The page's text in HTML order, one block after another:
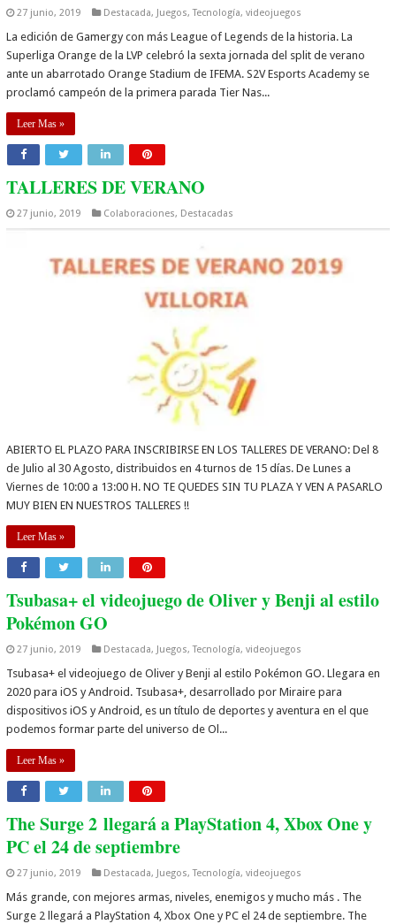
27 junio, 2019 Destacada, Juegos,Tecnología,videojuegos
La edición de Gamergy con más League of Legends de la historia. La
Superliga Orange de la LVP celebró la sexta jornada del split de verano
ante un abarrotado Orange Stadium de IFEMA. S2V Esports Academy se
proclamó campeón de la primera parada Tier Nas...
Leer Mas »
TALLERES DE VERANO
27 junio, 2019 Colaboraciones, Destacadas
ABIERTO EL PLAZO PARA INSCRIBIRSE EN LOS TALLERES DE VERANO: Del 8
de Julio al 30 Agosto, distribuidos en 4 turnos de 15 días. De Lunes a
Viernes de 10:00 a 13:00 H. NO TE QUEDES SIN TU PLAZA Y VEN A PASARLO
MUY BIEN EN NUESTROS TALLERES !!
Leer Mas »
Tsubasa+ el videojuego de Oliver y Benji al estilo
Pokémon GO
27 junio, 2019 Destacada, Juegos,Tecnología,videojuegos
Tsubasa+ el videojuego de Oliver y Benji al estilo Pokémon GO. Llegara en
2020 para iOS y Android. Tsubasa+, desarrollado por Miraire para
dispositivos iOS y Android, es un título de deportes y aventura en el que
podemos formar parte del universo de Ol...
Leer Mas »
The Surge 2 llegará a PlayStation 4, Xbox One y
PC el 24 de septiembre
27 junio, 2019 Destacada, Juegos,Tecnología,videojuegos
Más grande, con mejores armas, niveles, enemigos y mucho más . The
Surge 2 llegará a PlayStation 4, Xbox One y PC el 24 de septiembre. The